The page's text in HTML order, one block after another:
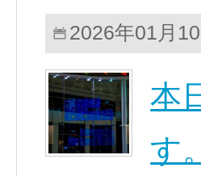
2026年01月10
本
す。